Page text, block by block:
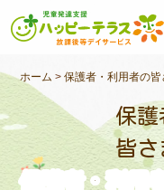
私たちについ
未就学のお
小学生〜高校
支援事例
ホーム >保護者・利用者の
保護
皆さ
保護者・利用